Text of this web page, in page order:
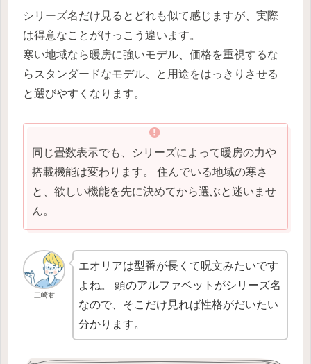
シリーズ名だけ見るとどれも似て感じますが、実際
は得意なことがけっこう違います。
寒い地域なら暖房に強いモデル、価格を重視するな
らスタンダードなモデル、と用途をはっきりさせる
と選びやすくなります。
同じ畳数表示でも、シリーズによって暖房の力や
搭載機能は変わります。 住んでいる地域の寒さ
と、欲しい機能を先に決めてから選ぶと迷いませ
ん。
三崎君
エオリアは型番が長くて呪文みたいです
よね。 頭のアルファベットがシリーズ名
なので、そこだけ見れば性格がだいたい
分かります。